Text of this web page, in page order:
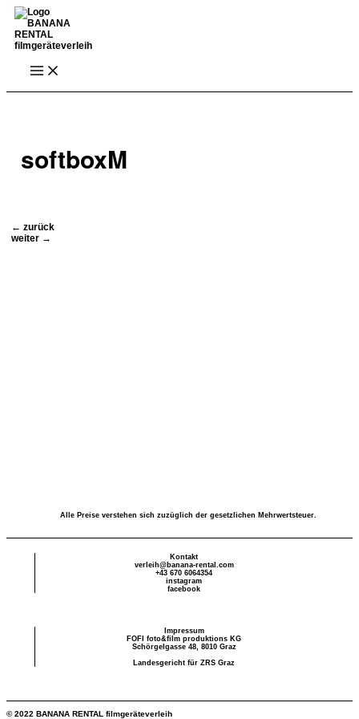
Zum
Inhalt
springen
Main
Menu
softboxM
Beitragsnavigation
← zurück
weiter →
Alle Preise verstehen sich zuzüglich der gesetzlichen Mehrwertsteuer.
Kontakt
verleih@banana-rental.com
+43 670 6064354
instagram
facebook
Impressum
FOFI foto&film produktions KG
Schörgelgasse 48, 8010 Graz
Landesgericht für ZRS Graz
© 2022 BANANA RENTAL filmgeräteverleih